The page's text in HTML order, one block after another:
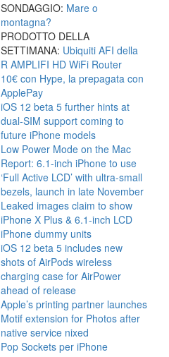
SONDAGGIO: Mare o
montagna?
PRODOTTO DELLA
SETTIMANA: Ubiquiti AFI della
R AMPLIFI HD WiFi Router
10€ con Hype, la prepagata con
ApplePay
iOS 12 beta 5 further hints at
dual-SIM support coming to
future iPhone models
Low Power Mode on the Mac
Report: 6.1-inch iPhone to use
‘Full Active LCD’ with ultra-small
bezels, launch in late November
Leaked images claim to show
iPhone X Plus & 6.1-inch LCD
iPhone dummy units
iOS 12 beta 5 includes new
shots of AirPods wireless
charging case for AirPower
ahead of release
Apple’s printing partner launches
Motif extension for Photos after
native service nixed
Pop Sockets per iPhone